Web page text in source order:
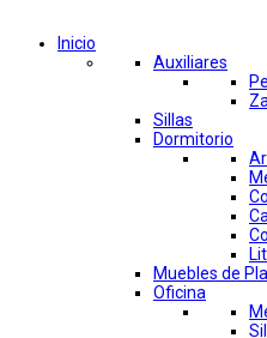
Inicio
Auxiliares
Sillas
Dormitorio
Muebles de
Oficina